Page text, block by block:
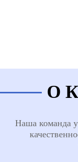
О
Наша команда